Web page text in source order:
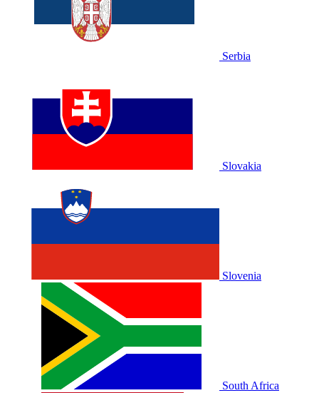
Serbia
Slovakia
Slovenia
South Africa